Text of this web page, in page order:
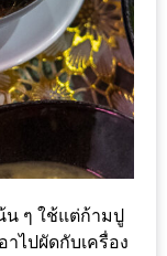
น ๆ ใช้แต่ก้ามปู
าไปผัดกับเครื่อง